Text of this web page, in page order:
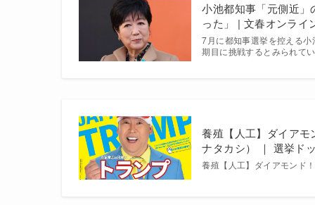
小池都知事「元側近」
った」 | 文春オンライ
7月に都知事選挙を控える
期目に挑戦するとみられて
養殖【人工】ダイア
ナタカシ） ｜ 選挙ド
養殖【人工】ダイアモンド